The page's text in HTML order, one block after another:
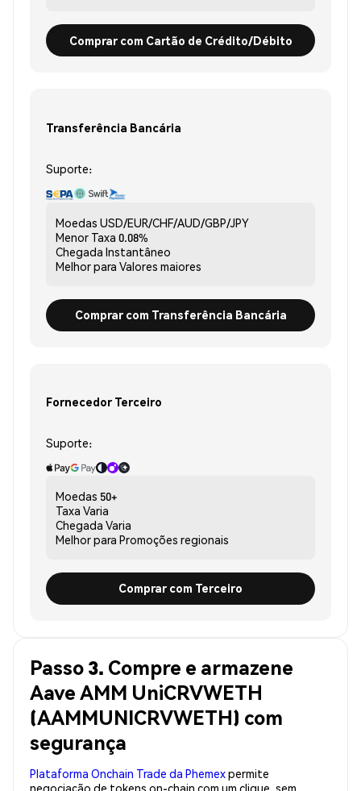
Comprar com Cartão de Crédito/Débito
Transferência Bancária
Suporte:
Moedas USD/EUR/CHF/AUD/GBP/JPY
Menor Taxa 0.08%
Chegada Instantâneo
Melhor para Valores maiores
Comprar com Transferência Bancária
Fornecedor Terceiro
Suporte:
Moedas 50+
Taxa Varia
Chegada Varia
Melhor para Promoções regionais
Comprar com Terceiro
Passo 3. Compre e armazene
Aave AMM UniCRVWETH
(AAMMUNICRVWETH) com
segurança
Plataforma Onchain Trade da Phemexpermite
negociação de tokens on-chain com um clique, sem